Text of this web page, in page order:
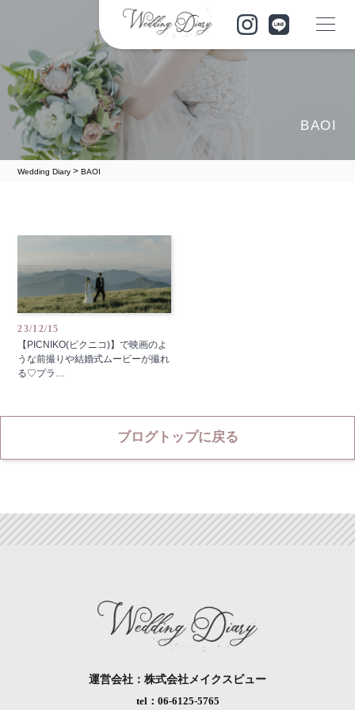
BAOI
Wedding Diary >BAOI
23/12/15
【PICNIKO(ピクニコ)】で映画のよ
うな前撮りや結婚式ムービーが撮れ
る♡プラ…
ブログトップに戻る
運営会社：株式会社メイクスビュー
tel：06-6125-5765